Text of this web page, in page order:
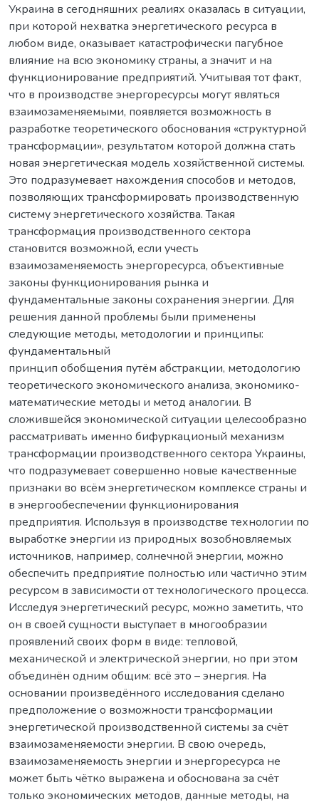
Украина в сегодняшних реалиях оказалась в ситуации,
при которой нехватка энергетического ресурса в
любом виде, оказывает катастрофически пагубное
влияние на всю экономику страны, а значит и на
функционирование предприятий. Учитывая тот факт,
что в производстве энергоресурсы могут являться
взаимозаменяемыми, появляется возможность в
разработке теоретического обоснования «структурной
трансформации», результатом которой должна стать
новая энергетическая модель хозяйственной системы.
Это подразумевает нахождения способов и методов,
позволяющих трансформировать производственную
систему энергетического хозяйства. Такая
трансформация производственного сектора
становится возможной, если учесть
взаимозаменяемость энергоресурса, объективные
законы функционирования рынка и
фундаментальные законы сохранения энергии. Для
решения данной проблемы были применены
следующие методы, методологии и принципы:
фундаментальный
принцип обобщения путём абстракции, методологию
теоретического экономического анализа, экономико-
математические методы и метод аналогии. В
сложившейся экономической ситуации целесообразно
рассматривать именно бифуркационый механизм
трансформации производственного сектора Украины,
что подразумевает совершенно новые качественные
признаки во всём энергетическом комплексе страны и
в энергообеспечении функционирования
предприятия. Используя в производстве технологии по
выработке энергии из природных возобновляемых
источников, например, солнечной энергии, можно
обеспечить предприятие полностью или частично этим
ресурсом в зависимости от технологического процесса.
Исследуя энергетический ресурс, можно заметить, что
он в своей сущности выступает в многообразии
проявлений своих форм в виде: тепловой,
механической и электрической энергии, но при этом
объединён одним общим: всё это – энергия. На
основании произведённого исследования сделано
предположение о возможности трансформации
энергетической производственной системы за счёт
взаимозаменяемости энергии. В свою очередь,
взаимозаменяемость энергии и энергоресурса не
может быть чётко выражена и обоснована за счёт
только экономических методов, данные методы, на